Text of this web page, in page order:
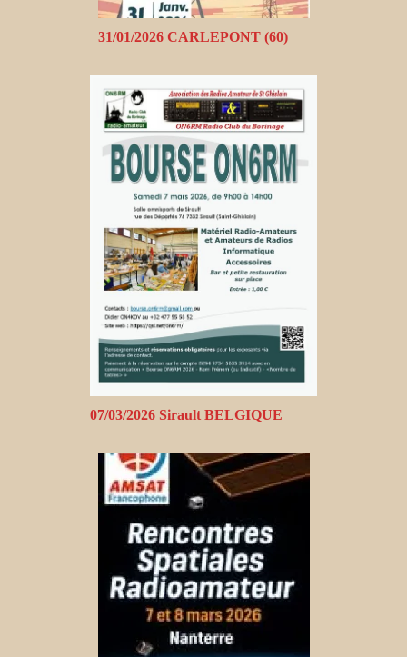
31/01/2026 CARLEPONT (60)
07/03/2026 Sirault BELGIQUE